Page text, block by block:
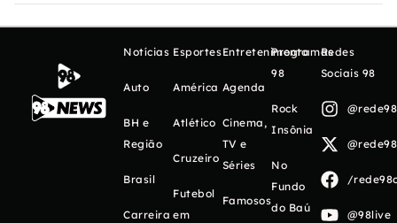
Notícias
Auto
BH e
Região
Brasil
Carreira
Esportes
América
Atlético
Cruzeiro
Futebol
em
Entretenimento
Agenda
Cinema,
TV e
Séries
Famosos
Programas
98
Rock
Insônia
No
Fundo
do Baú
Redes
Sociais 98
/
@98live